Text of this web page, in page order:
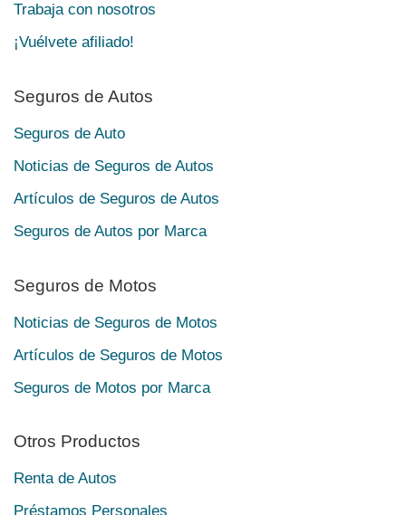
Trabaja con nosotros
¡Vuélvete afiliado!
Seguros de Autos
Seguros de Auto
Noticias de Seguros de Autos
Artículos de Seguros de Autos
Seguros de Autos por Marca
Seguros de Motos
Noticias de Seguros de Motos
Artículos de Seguros de Motos
Seguros de Motos por Marca
Otros Productos
Renta de Autos
Préstamos Personales